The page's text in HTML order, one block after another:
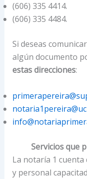
(606) 335 4414.
(606) 335 4484.
Si deseas
algún documento
estas direcciones:
p
Servicios que
La notaría 1
y personal